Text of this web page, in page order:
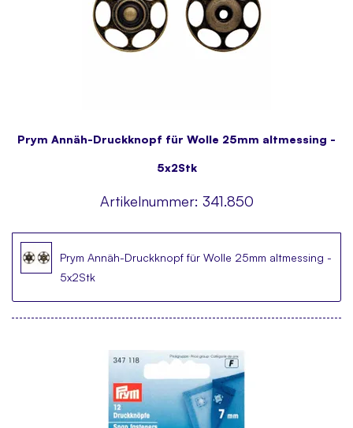
Prym Annäh-Druckknopf für Wolle 25mm altmessing -
5x2Stk
Artikelnummer: 341.850
Prym Annäh-Druckknopf für Wolle 25mm altmessing -
5x2Stk